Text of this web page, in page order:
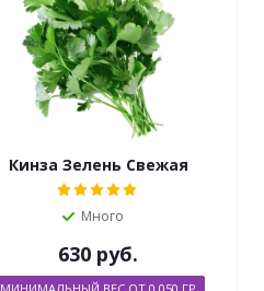
Кинза Зелень Свежая
Много
630 руб.